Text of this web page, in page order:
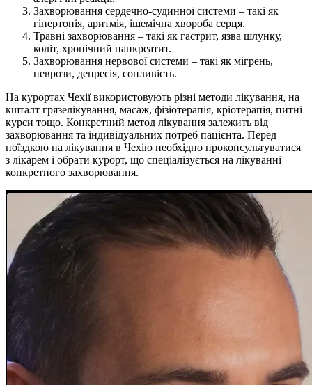
Захворювання сердечно-судинної системи – такі як
гіпертонія, аритмія, ішемічна хвороба серця.
Травні захворювання – такі як гастрит, язва шлунку,
коліт, хронічний панкреатит.
Захворювання нервової системи – такі як мігрень,
неврози, депресія, сонливість.
На курортах Чехії використовують різні методи лікування, на
кшталт грязелікування, масаж, фізіотерапія, кріотерапія, питні
курси тощо. Конкретний метод лікування залежить від
захворювання та індивідуальних потреб пацієнта. Перед
поїздкою на лікування в Чехію необхідно проконсультуватися
з лікарем і обрати курорт, що спеціалізується на лікуванні
конкретного захворювання.